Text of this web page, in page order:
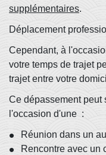
supplémentaires.
Déplacement
Cependant, à
votre temps de trajet
trajet entre votre
Ce dépassement peut
l'occasion d'une :
Réunion dans un
Rencontre avec un